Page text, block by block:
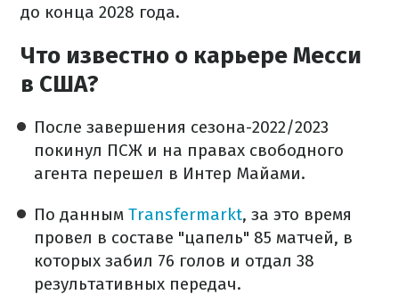
до конца 2028 года.
Что известно о карьере Месси
в США?
После завершения сезона-2022/2023
покинул ПСЖ и на правах свободного
агента перешел в Интер Майами.
По данным Transfermarkt, за это время
провел в составе "цапель" 85 матчей, в
которых забил 76 голов и отдал 38
результативных передач.